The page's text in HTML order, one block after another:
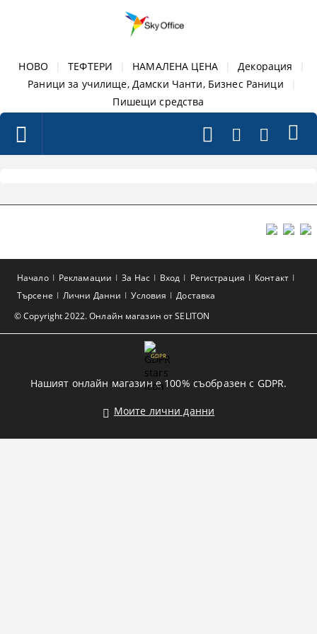
НОВО ТЕФТЕРИ НАМАЛЕНА ЦЕНА Декорация
Раници за училище, Дамски Чанти, Бизнес Раници
Пишещи средства
© Copyright 2022. Онлайн магазин от SELITON
Начало Рекламации За Нас Вход Регистрация
Контакт
Търсене
Лични Данни Условия Доставка
GDPR
Нашият онлайн магазин е 100% съобразен с GDPR.
Моите лични данни